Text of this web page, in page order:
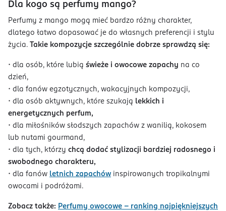
Dla kogo są perfumy mango?
Perfumy z mango mogą mieć bardzo różny charakter,
dlatego łatwo dopasować je do własnych preferencji i stylu
życia.
Takie kompozycje szczególnie dobrze sprawdzą się:
• dla osób, które lubią świeże i owocowe zapachy na co
dzień,
• dla fanów egzotycznych, wakacyjnych kompozycji,
• dla osób aktywnych, które szukają lekkich i
energetycznych perfum,
• dla miłośników słodszych zapachów z wanilią, kokosem
lub nutami gourmand,
• dla tych, którzy chcą dodać stylizacji bardziej radosnego i
swobodnego charakteru,
• dla fanów letnich zapachów inspirowanych tropikalnymi
owocami i podróżami.
Zobacz także: Perfumy owocowe – ranking najpiękniejszych